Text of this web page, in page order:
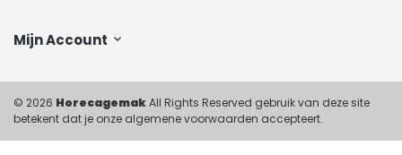
Mijn Account
© 2026 HorecagemakAll Rights Reserved gebruik van deze site
betekent dat je onze algemene voorwaarden accepteert.